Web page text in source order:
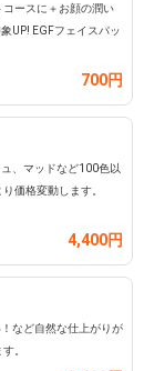
ースに＋お顔の潤い
UP! EGFフェイスパッ
700円
、マッドなど100色以
価格変動します。
4,400円
など自然な仕上がりが
。